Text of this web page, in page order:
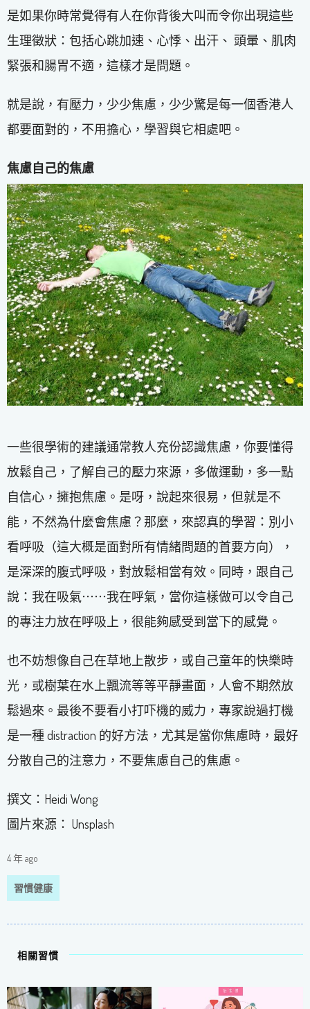
是如果你時常覺得有人在你背後大叫而令你出現這些
生理徵狀：包括心跳加速、心悸、出汗、 頭暈、肌肉
緊張和腸胃不適，這樣才是問題。
就是說，有壓力，少少焦慮，少少驚是每一個香港人
都要面對的，不用擔心，學習與它相處吧。
焦慮自己的焦慮
一些很學術的建議通常教人充份認識焦慮，你要懂得
放鬆自己，了解自己的壓力來源，多做運動，多一點
自信心，擁抱焦慮。是呀，說起來很易，但就是不
能，不然為什麼會焦慮？那麼，來認真的學習：別小
看呼吸（這大概是面對所有情緒問題的首要方向），
是深深的腹式呼吸，對放鬆相當有效。同時，跟自己
說：我在吸氣⋯⋯我在呼氣，當你這樣做可以令自己
的專注力放在呼吸上，很能夠感受到當下的感覺。
也不妨想像自己在草地上散步，或自己童年的快樂時
光，或樹葉在水上飄流等等平靜畫面，人會不期然放
鬆過來。最後不要看小打吓機的威力，專家說過打機
是一種 distraction 的好方法，尤其是當你焦慮時，最好
分散自己的注意力，不要焦慮自己的焦慮。
撰文：Heidi Wong
圖片來源： Unsplash
4 年 ago
習慣健康
相關習慣